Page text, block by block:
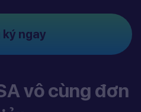
ngay
vô cùng đơn